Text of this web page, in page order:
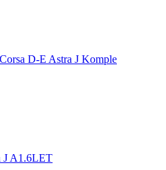
D-E Astra J Komple
J A1.6LET